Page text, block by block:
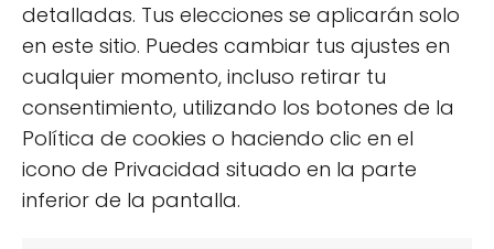
detalladas. Tus elecciones se aplicarán solo
en este sitio. Puedes cambiar tus ajustes en
cualquier momento, incluso retirar tu
consentimiento, utilizando los botones de la
Política de cookies o haciendo clic en el
icono de Privacidad situado en la parte
inferior de la pantalla.
MASCOTAS Y ANIMALES DOMÉSTICOS
Colombicultura -